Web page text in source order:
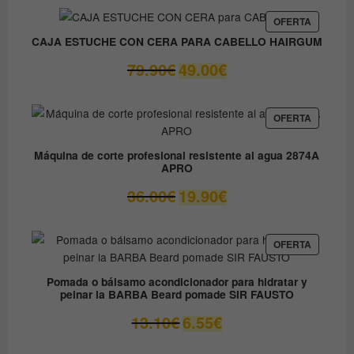
era:
9.80€.
es:
8.90€.
OFERTA
EN
CAJA ESTUCHE CON CERA PARA CABELLO HAIRGUM
79.90€ El
precio
era:
79.90€.
49.00€El
precio
es:
OFERTA
EN
Máquina de corte profesional resistente al agua 2874A
APRO
36.00€ El
precio
era:
36.00€.
19.90€El
precio
es:
19.90€.
OFERTA
EN
Pomada o bálsamo acondicionador para hidratar y
peinar la BARBA Beard pomade SIR FAUSTO
13.10€El
precio
6.55€El
precio